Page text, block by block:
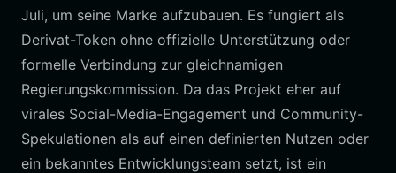
Juli, um seine Marke aufzubauen. Es fungiert als
Derivat-Token ohne offizielle Unterstützung oder
formelle Verbindung zur gleichnamigen
Regierungskommission. Da das Projekt eher auf
virales Social-Media-Engagement und Community-
Spekulationen als auf einen definierten Nutzen oder
ein bekanntes Entwicklungsteam setzt, ist ein